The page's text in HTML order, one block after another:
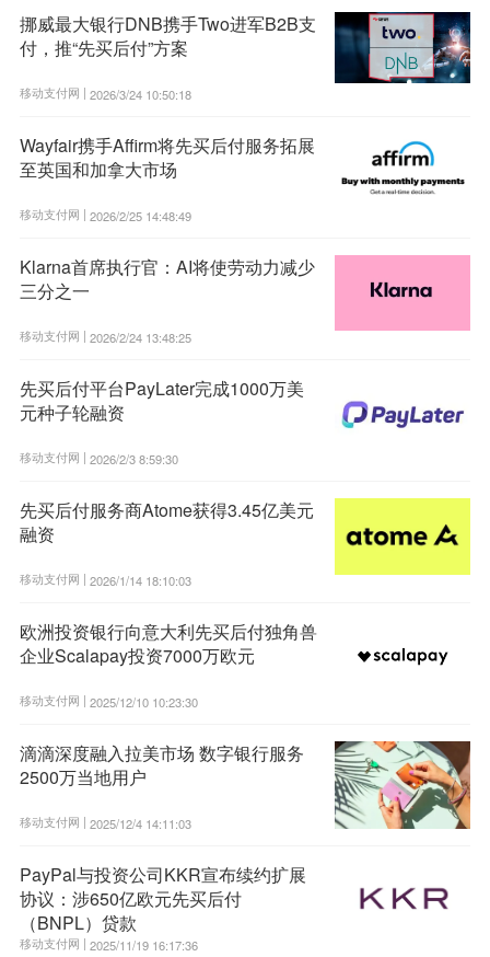
挪威最大银行DNB携手Two进军B2B支
付，推“先买后付”方案
移动支付网 | 2026/3/24 10:50:18
Wayfair携手Affirm将先买后付服务拓展
至英国和加拿大市场
移动支付网 | 2026/2/25 14:48:49
Klarna首席执行官：AI将使劳动力减少
三分之一
移动支付网 | 2026/2/24 13:48:25
先买后付平台PayLater完成1000万美
元种子轮融资
移动支付网 | 2026/2/3 8:59:30
先买后付服务商Atome获得3.45亿美元
融资
移动支付网 | 2026/1/14 18:10:03
欧洲投资银行向意大利先买后付独角兽
企业Scalapay投资7000万欧元
移动支付网 | 2025/12/10 10:23:30
滴滴深度融入拉美市场 数字银行服务
2500万当地用户
移动支付网 | 2025/12/4 14:11:03
PayPal与投资公司KKR宣布续约扩展
协议：涉650亿欧元先买后付
（BNPL）贷款
移动支付网 | 2025/11/19 16:17:36